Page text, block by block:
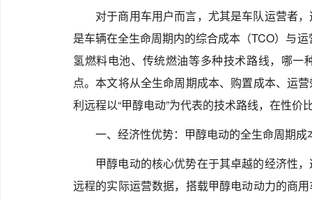
对于商用车用户而言，尤其是车队运营者
是车辆在全生命周期内的综合成本（TCO）与
氢燃料电池、传统燃油等多种技术路线，哪
点。本文将从全生命周期成本、购置成本、运
利远程以“甲醇电动”为代表的技术路线，在性价
一、经济性优势：甲醇电动的全生命周期成
甲醇电动的核心优势在于其卓越的经济性
远程的实际运营数据，搭载甲醇电动动力的商